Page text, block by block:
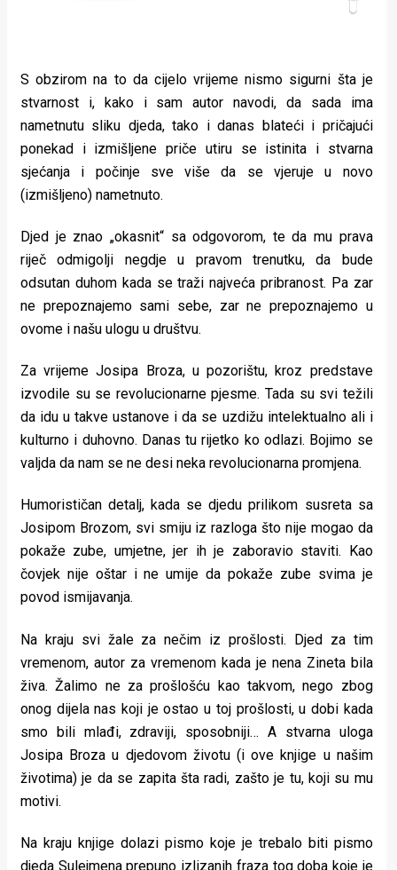
S obzirom na to da cijelo vrijeme nismo sigurni šta je
stvarnost i, kako i sam autor navodi, da sada ima
nametnutu sliku djeda, tako i danas blateći i pričajući
ponekad i izmišljene priče utiru se istinita i stvarna
sjećanja i počinje sve više da se vjeruje u novo
(izmišljeno) nametnuto.
Djed je znao „okasnit“ sa odgovorom, te da mu prava
riječ odmigolji negdje u pravom trenutku, da bude
odsutan duhom kada se traži najveća pribranost. Pa zar
ne prepoznajemo sami sebe, zar ne prepoznajemo u
ovome i našu ulogu u društvu.
Za vrijeme Josipa Broza, u pozorištu, kroz predstave
izvodile su se revolucionarne pjesme. Tada su svi težili
da idu u takve ustanove i da se uzdižu intelektualno ali i
kulturno i duhovno. Danas tu rijetko ko odlazi. Bojimo se
valjda da nam se ne desi neka revolucionarna promjena.
Humorističan detalj, kada se djedu prilikom susreta sa
Josipom Brozom, svi smiju iz razloga što nije mogao da
pokaže zube, umjetne, jer ih je zaboravio staviti. Kao
čovjek nije oštar i ne umije da pokaže zube svima je
povod ismijavanja.
Na kraju svi žale za nečim iz prošlosti. Djed za tim
vremenom, autor za vremenom kada je nena Zineta bila
živa. Žalimo ne za prošlošću kao takvom, nego zbog
onog dijela nas koji je ostao u toj prošlosti, u dobi kada
smo bili mlađi, zdraviji, sposobniji… A stvarna uloga
Josipa Broza u djedovom životu (i ove knjige u našim
životima) je da se zapita šta radi, zašto je tu, koji su mu
motivi.
Na kraju knjige dolazi pismo koje je trebalo biti pismo
djeda Sulejmena prepuno izlizanih fraza tog doba koje je